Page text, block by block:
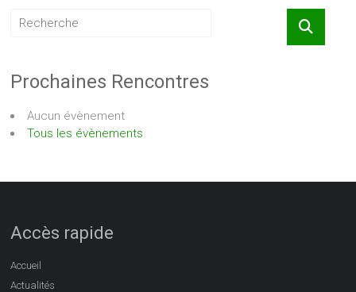
Prochaines Rencontres
Aucun évènement
Tous les évènements
Accès rapide
Accueil
Actualités